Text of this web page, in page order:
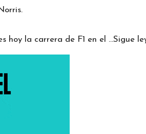
hoy la carrera de F1 en el …Sigue